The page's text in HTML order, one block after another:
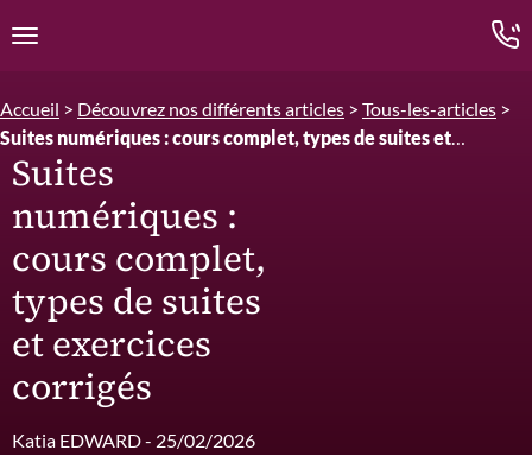
Ouvrir la navigation
Accueil > Découvrez nos différents articles > Tous-les-articles >
Suites numériques : cours complet, types de suites et
exercices corrigés
Suites
numériques :
cours complet,
types de suites
et exercices
corrigés
Katia EDWARD - 25/02/2026